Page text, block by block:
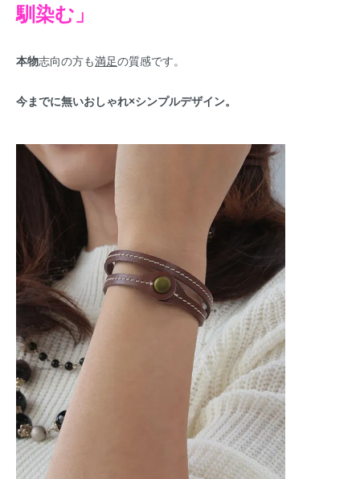
馴染む」
本物志向の方も満足の質感です。
今までに無いおしゃれ×シンプルデザイン。